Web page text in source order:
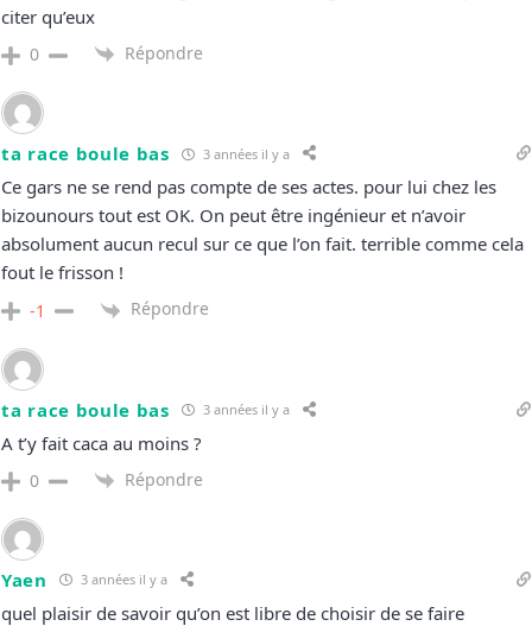
citer qu’eux
0 Répondre
ta race boule bas 3 années il y a
Ce gars ne se rend pas compte de ses actes. pour lui chez les
bizounours tout est OK. On peut être ingénieur et n’avoir
absolument aucun recul sur ce que l’on fait. terrible comme cela
fout le frisson !
-1 Répondre
ta race boule bas 3 années il y a
A t’y fait caca au moins ?
0 Répondre
Yaen 3 années il y a
quel plaisir de savoir qu’on est libre de choisir de se faire